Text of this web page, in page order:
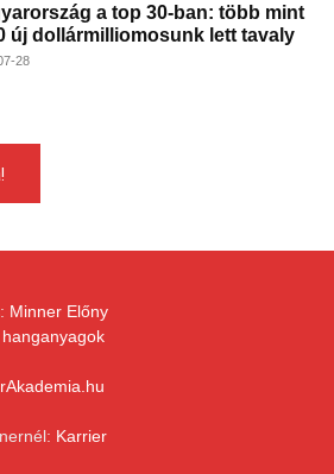
a top 30-ban: több mint
új dollármilliomosunk lett tavaly
28
Minner Előny
Karrier